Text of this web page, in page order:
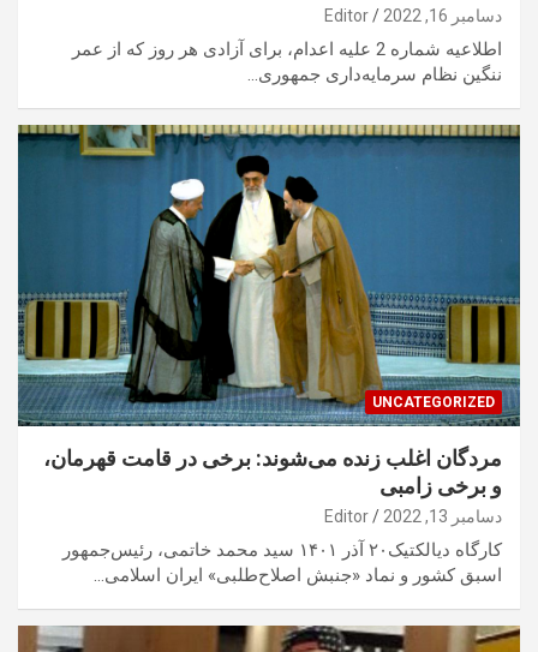
دسامبر 16, 2022 Editor
اطلاعیه شماره 2 علیه اعدام، برای آزادی هر روز که از عمر
ننگین نظام سرمایه‌داری جمهوری…
UNCATEGORIZED
مردگان اغلب زنده می‌شوند: برخی در قامت قهرمان،
و برخی زامبی
دسامبر 13, 2022 Editor
کارگاه دیالکتیک۲۰ آذر ۱۴۰۱ سید محمد خاتمی، رئیس‌جمهور
اسبق کشور و نماد «جنبش اصلاح‌طلبی» ایران اسلامی…